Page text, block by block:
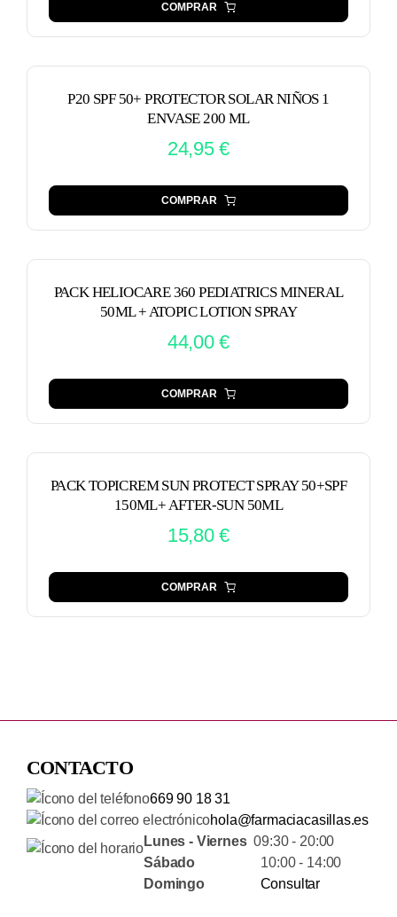
COMPRAR
P20 SPF 50+ PROTECTOR SOLAR NIÑOS 1
ENVASE 200 ML
24,95€
COMPRAR
PACK HELIOCARE 360 PEDIATRICS MINERAL
50ML + ATOPIC LOTION SPRAY
44,00€
COMPRAR
PACK TOPICREM SUN PROTECT SPRAY 50+SPF
150ML+ AFTER-SUN 50ML
15,80€
COMPRAR
CONTACTO
669 90 18 31
hola@farmaciacasillas.es
Lunes - Viernes09:30 - 20:00
Sábado 10:00 - 14:00
Domingo
Consultar